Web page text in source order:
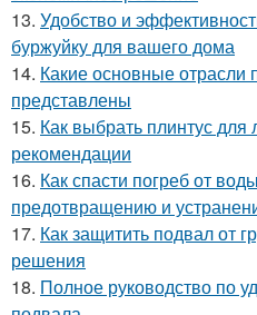
13. Удобство и
буржуйку для вашего дома
14. Какие основные
представлены
15. Как выбрать плинтус для
рекомендации
16. Как спасти погреб от
предотвращению и
17. Как защитить подвал от
решения
18. Полное руководство по